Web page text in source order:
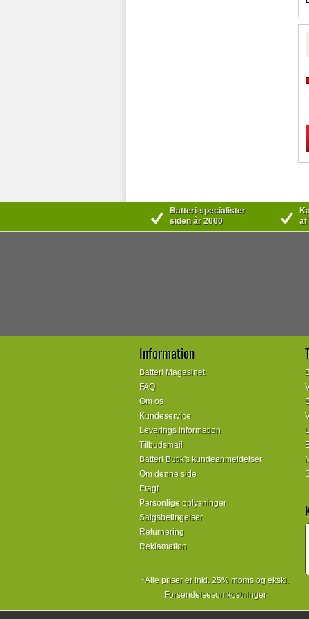
Batteri-specialister
siden år 2000
af
Information
Batteri Magasinet
FAQ
Om os
Kundeservice
Leverings information
Tilbudsmail
Batteri Butik's kundeanmeldelser
Om denne side
Fragt
Personlige oplysninger
Salgsbetingelser
Returnering
Reklamation
*Alle priser er inkl. 25% moms og ekskl.
Forsendelsesomkostninger